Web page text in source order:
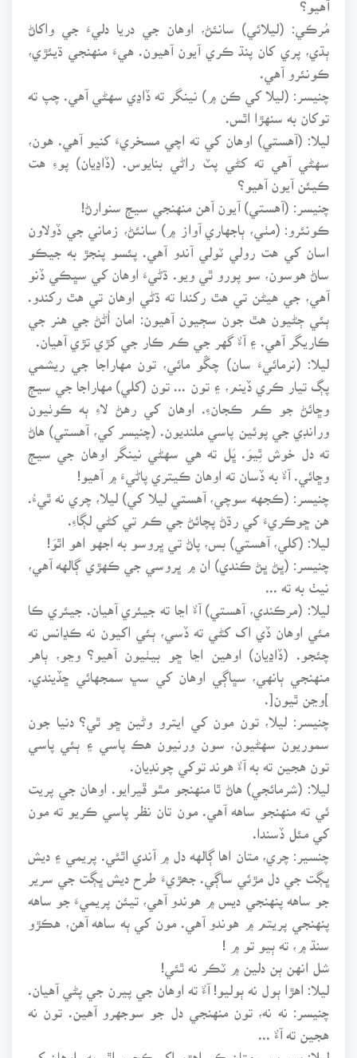
مُرڪي: (ليلائي) سانئڻ، اوهان جي دريا دليءَ جي واکاڻ
ٻڌي، پري کان پنڌ ڪري آيون آهيون. هيءَ منهنجي ڌيئڙي،
ڪونئرو آهي.
چنيسر: (ليلا کي ڪن ۾) نينگر ته ڏاڍي سهڻي آهي. چپ ته
توکان به سنهڙا اٿس.
ليلا: (آهستي) اوهان کي ته اچي مسخريءَ کنيو آهي. هون،
سهڻي آهي ته کڻي پٽ راڻي بنايوس. (ڏاڍيان) پوءِ هت
ڪيئن آيون آهيو؟
چنيسر: (آهستي) آيون آهن منهنجي سيڄ سنوارڻ!
ڪونئرو: (مٺي، ٻاجهاري آواز ۾) سانئڻ، زماني جي ڏولاون
اسان کي هت رولي ٽولي آندو آهي. پئسو پنجڙ به جيڪو
ساڻ هوسون، سو پورو ٿي ويو. ڌڻيءَ اوهان کي سڀڪي ڏنو
آهي، جي هيڻن تي هٿ رکندا ته ڌڻي اوهان تي هٿ رکندو.
ٻئي ڄڻيون هٿ جون سڄيون آهيون: امان اُڻڻ جي هنر جي
ڪاريگر آهي. ۽ آءٌ گهر جي ڪم ڪار جي کڙي تڙي آهيان.
ليلا: (نرمائيءَ سان) چڱو مائي، تون مهاراجا جي ريشمي
پڳ تيار ڪري ڏينم، ۽ تون ... تون (کلي) مهاراجا جي سيڄ
وڇائڻ جو ڪم ڪجانءِ. اوهان کي رهڻ لاءِ ٻه ڪوٺيون
ورانڊي جي پوئين پاسي ملنديون. (چنيسر کي، آهستي) هاڻ
ته دل خوش ٿِيوَ. ڀَل ته هي سهڻي نينگر اوهان جي سيڄ
وڇائي. آءٌ به ڏسان ته اوهان ڪيتري پاڻيءَ ۾ آهيو!
چنيسر: (ڪجهه سوچي، آهستي ليلا کي) ليلا، چري نه ٿيءُ.
هن ڇوڪريءَ کي رڌڻ پچائڻ جي ڪم تي کڻي لڳاءِ.
ليلا: (کلي، آهستي) بس، پاڻ تي ڀروسو به اجهو اهو اٿوَ!
چنيسر: (ڀڻ ڀڻ ڪندي) ان ۾ ڀروسي جي ڪهڙي ڳالهه آهي،
ليلا: (مرڪندي، آهستي) آءٌ اڃا ته جيئري آهيان. جيئري ڪا
مئي اوهان ڏي اک کڻي ته ڏسي، ٻئي اکيون نه ڪڍانس ته
چئجو. (ڏاڍيان) اوهين اڃا ڇو بيٺيون آهيو؟ وڃو، ٻاهر
منهنجي ٻانهي، سڀاڳي اوهان کي سڀ سمجهائي ڇڏيندي.
]وڃن ٿيون[.
چنيسر: ليلا، تون مون کي ايترو وڻين ڇو ٿي؟ دنيا جون
سموريون سهڻيون، سون ورنيون هڪ پاسي ۽ ٻئي پاسي
تون هجين ته به آءٌ هوند توکي چونڊيان.
ليلا: (شرمائجي) هاڻ ٿا منهنجو مٿو ڦيرايو. اوهان جي پريت
ئي ته منهنجو ساهه آهي. مون تان نظر پاسي ڪريو ته مون
کي مئل ڏسندا.
چنسير: چري، متان اها ڳالهه دل ۾ آندي اٿئي. پريمي ۽ ديش
ڀڳت جي دل مڙئي ساڳي. جھڙيءَ طرح ديش ڀڳت جي سرير
جو ساهه پنهنجي ديس ۾ هوندو آهي، تيئن پريميءَ جو ساهه
پنهنجي پريتم ۾ هوندو آهي. مون کي ٻه ساهه آهن، هڪڙو
سنڌ ۾، ته ٻيو تو ۾ !
شل انهن ٻن دلين ۾ ٽڪر نه ٿئي!
ليلا: اهڙا ٻول نه ٻوليو! آءٌ ته اوهان جي پيرن جي پڻي آهيان.
چنيسر: نه نه، تون منهنجي دل جو سوجهرو آهين. تون نه
هجين ته آءٌ ...
ليلا: بس بس، متان ڪو اهڙو اکر ڪڇيو اٿو به، اوهان کي